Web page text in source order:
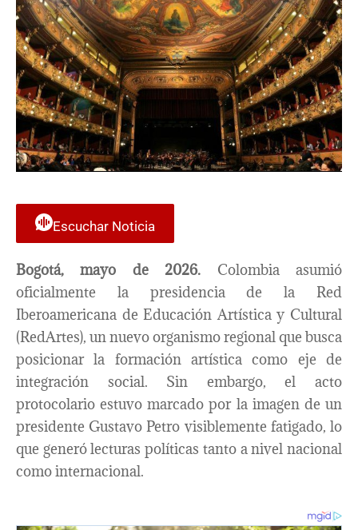
Escuchar Noticia
Bogotá, mayo de 2026. Colombia asumió
oficialmente la presidencia de la Red
Iberoamericana de Educación Artística y Cultural
(RedArtes), un nuevo organismo regional que busca
posicionar la formación artística como eje de
integración social. Sin embargo, el acto
protocolario estuvo marcado por la imagen de un
presidente Gustavo Petro visiblemente fatigado, lo
que generó lecturas políticas tanto a nivel nacional
como internacional.